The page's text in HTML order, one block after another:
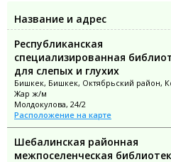
Название и адрес
Республиканская
специализированная
для слепых и глухих
Бишкек, Бишкек, Октябрьский район,
Жар ж/м
Молдокулова, 24/2
Расположение на карте
Шебалинская районная
межпоселенческая